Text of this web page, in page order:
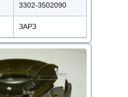
3302-3502090
ЗАРЗ